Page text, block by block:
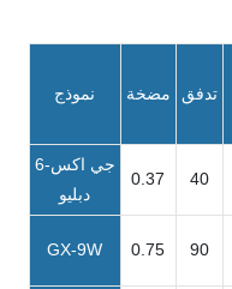
نموذج مضخة تدفق
جي اكس-6
دبليو
0.37 40
GX-9W 0.75 90